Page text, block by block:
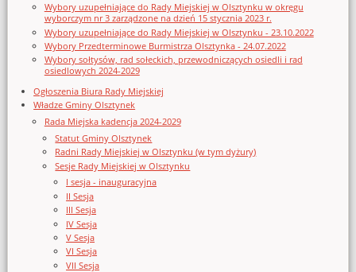
Wybory uzupełniające do Rady Miejskiej w Olsztynku w okręgu
wyborczym nr 3 zarządzone na dzień 15 stycznia 2023 r.
Wybory uzupełniające do Rady Miejskiej w Olsztynku - 23.10.2022
Wybory Przedterminowe Burmistrza Olsztynka - 24.07.2022
Wybory sołtysów, rad sołeckich, przewodniczących osiedli i rad
osiedlowych 2024-2029
Ogłoszenia Biura Rady Miejskiej
Władze Gminy Olsztynek
Rada Miejska kadencja 2024-2029
Statut Gminy Olsztynek
Radni Rady Miejskiej w Olsztynku (w tym dyżury)
Sesje Rady Miejskiej w Olsztynku
I sesja - inauguracyjna
II Sesja
III Sesja
IV Sesja
V Sesja
VI Sesja
VII Sesja